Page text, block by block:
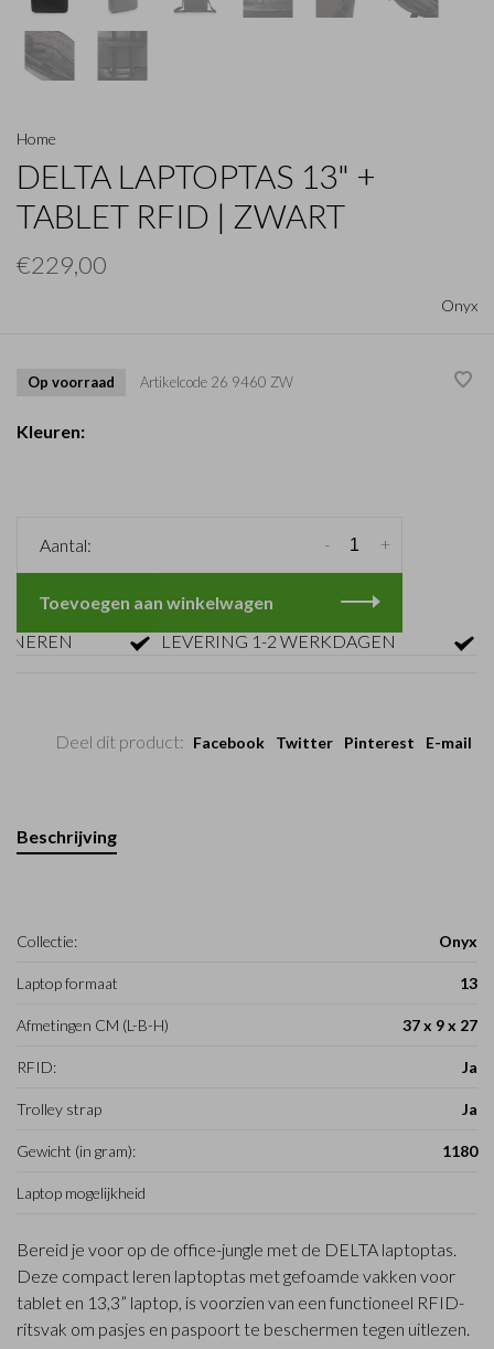
Home
DELTA LAPTOPTAS 13" +
TABLET RFID | ZWART
€229,00
Onyx
Op voorraad Artikelcode 26 9460 ZW
Kleuren:
Aantal: +
-
Toevoegen aan winkelwagen
LEVERING 1-2 WERKDAGEN
Deel dit product: Facebook Twitter Pinterest E-mail
Beschrijving
Collectie: Onyx
Laptop formaat 13
Afmetingen CM (L-B-H) 37 x 9 x 27
RFID: Ja
Trolley strap Ja
Gewicht (in gram): 1180
Laptop mogelijkheid
Bereid je voor op de office-jungle met de DELTA laptoptas.
Deze compact leren laptoptas met gefoamde vakken voor
tablet en 13,3” laptop, is voorzien van een functioneel RFID-
ritsvak om pasjes en paspoort te beschermen tegen uitlezen.